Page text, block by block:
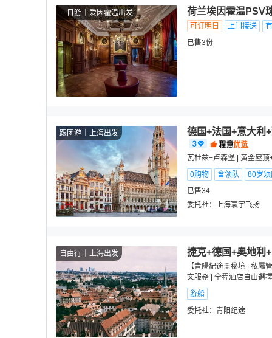
一日游 爱因霍温出发 荷兰埃因霍温PSV
可订明日 上门接送
已售3份
跟团游 上海出发 德国+法国+意大利
瓦杜兹+卢森堡 | 黄金屋
0购物
含领队
80岁
已售34
委托社： 上海寰宇飞扬
自由行 上海出发 捷克+德国+奥地利
【青陽紀途※秘境 | 私屬
文服務 | 全程酒店自由選擇
游船
委托社： 青阳纪途